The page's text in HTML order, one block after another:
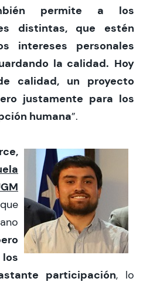
permite a los
distintas, que estén
intereses personales
la calidad. Hoy
calidad, un proyecto
justamente para los
humana”.
participación, lo